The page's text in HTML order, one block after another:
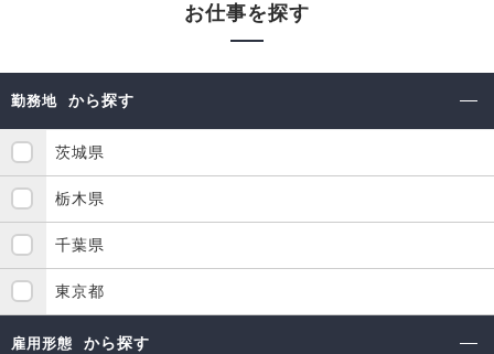
お仕事を探す
勤務地 から探す
茨城県
栃木県
千葉県
東京都
雇用形態 から探す